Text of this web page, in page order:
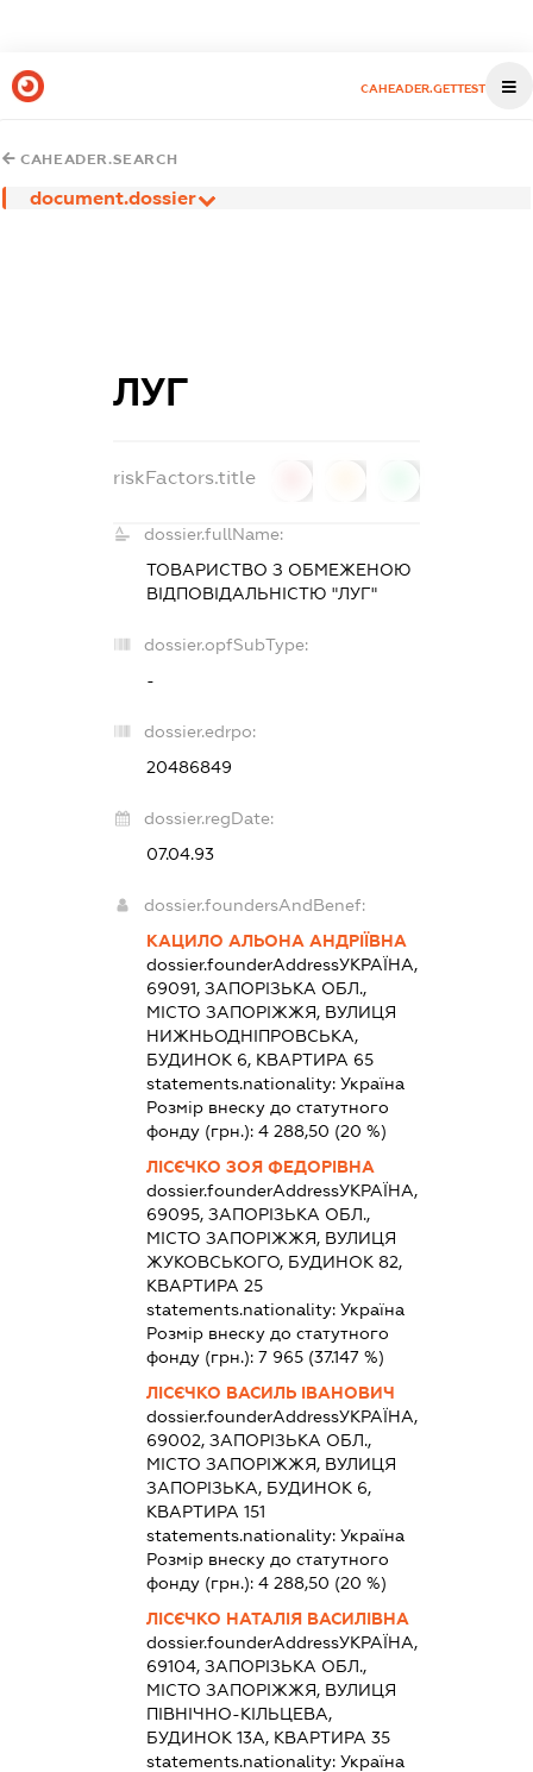
CAHEADER.GETTEST
CAHEADER.SEARCH
document.dossier
ЛУГ
riskFactors.title
dossier.fullName:
ТОВАРИСТВО З ОБМЕЖЕНОЮ
ВІДПОВІДАЛЬНІСТЮ "ЛУГ"
dossier.opfSubType:
-
dossier.edrpo:
20486849
dossier.regDate:
07.04.93
dossier.foundersAndBenef:
КАЦИЛО АЛЬОНА АНДРІЇВНА
dossier.founderAddressУКРАЇНА,
69091, ЗАПОРІЗЬКА ОБЛ.,
МІСТО ЗАПОРІЖЖЯ, ВУЛИЦЯ
НИЖНЬОДНІПРОВСЬКА,
БУДИНОК 6, КВАРТИРА 65
statements.nationality:Україна
Розмір внеску до статутного
фонду (грн.):4 288,50 (20 %)
ЛІСЄЧКО ЗОЯ ФЕДОРІВНА
dossier.founderAddressУКРАЇНА,
69095, ЗАПОРІЗЬКА ОБЛ.,
МІСТО ЗАПОРІЖЖЯ, ВУЛИЦЯ
ЖУКОВСЬКОГО, БУДИНОК 82,
КВАРТИРА 25
statements.nationality:Україна
Розмір внеску до статутного
фонду (грн.):7 965 (37.147 %)
ЛІСЄЧКО ВАСИЛЬ ІВАНОВИЧ
dossier.founderAddressУКРАЇНА,
69002, ЗАПОРІЗЬКА ОБЛ.,
МІСТО ЗАПОРІЖЖЯ, ВУЛИЦЯ
ЗАПОРІЗЬКА, БУДИНОК 6,
КВАРТИРА 151
statements.nationality:Україна
Розмір внеску до статутного
фонду (грн.):4 288,50 (20 %)
ЛІСЄЧКО НАТАЛІЯ ВАСИЛІВНА
dossier.founderAddressУКРАЇНА,
69104, ЗАПОРІЗЬКА ОБЛ.,
МІСТО ЗАПОРІЖЖЯ, ВУЛИЦЯ
ПІВНІЧНО-КІЛЬЦЕВА,
БУДИНОК 13А, КВАРТИРА 35
statements.nationality:Україна